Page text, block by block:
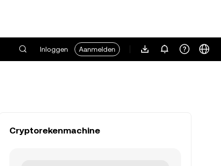
Inloggen Aanmelden
Cryptorekenmachine